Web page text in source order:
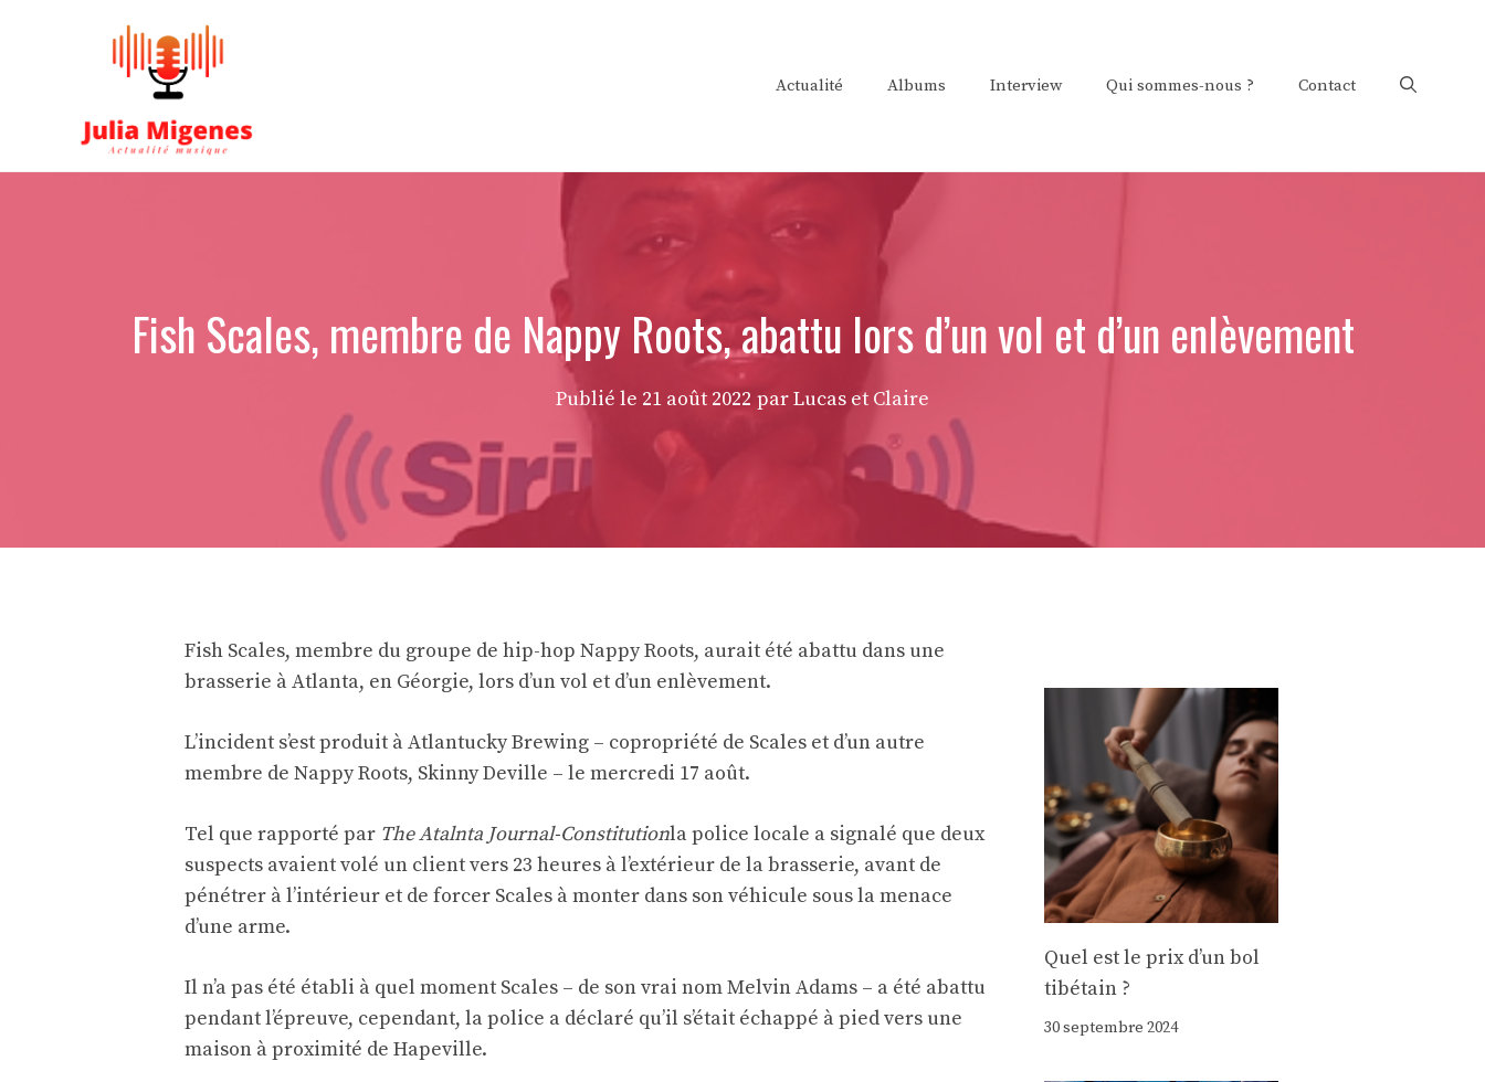
Actualité Albums Interview Qui sommes-nous ? Contact
Fish Scales, membre de Nappy Roots, abattu lors d’un vol et d’un enlèvement
Publié le 21 août 2022 par Lucas et Claire
Fish Scales, membre du groupe de hip-hop Nappy Roots, aurait été abattu dans une
brasserie à Atlanta, en Géorgie, lors d’un vol et d’un enlèvement.
L’incident s’est produit à Atlantucky Brewing – copropriété de Scales et d’un autre
membre de Nappy Roots, Skinny Deville – le mercredi 17 août.
Tel que rapporté par The Atalnta Journal-Constitutionla police locale a signalé que deux
suspects avaient volé un client vers 23 heures à l’extérieur de la brasserie, avant de
pénétrer à l’intérieur et de forcer Scales à monter dans son véhicule sous la menace
d’une arme.
Il n’a pas été établi à quel moment Scales – de son vrai nom Melvin Adams – a été abattu
pendant l’épreuve, cependant, la police a déclaré qu’il s’était échappé à pied vers une
maison à proximité de Hapeville.
Quel est le prix d’un bol
tibétain ?
30 septembre 2024